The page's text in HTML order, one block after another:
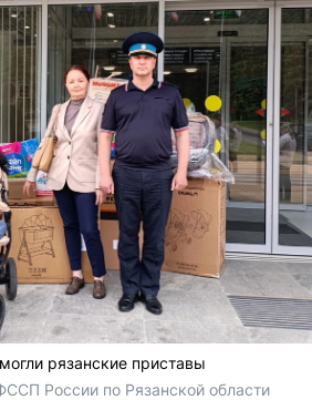
рязанские приставы
России по Рязанской области